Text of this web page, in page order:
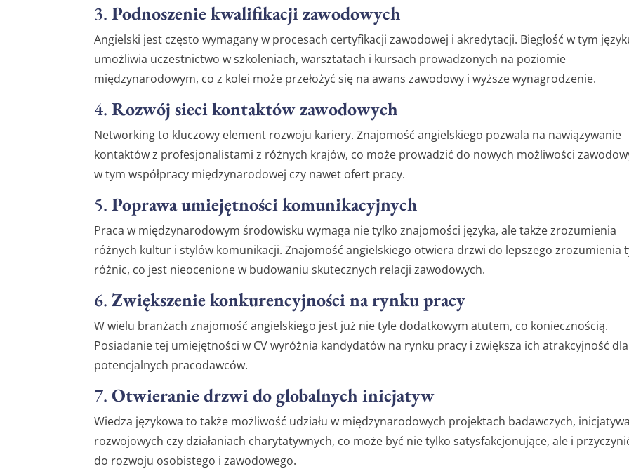
3.Podnoszenie kwalifikacji zawodowych
Angielski jest często wymagany w procesach certyfikacji zawodowej i akredytacji. Biegłość w tym
umożliwia uczestnictwo w szkoleniach, warsztatach i kursach prowadzonych na poziomie
międzynarodowym, co z kolei może przełożyć się na awans zawodowy i wyższe wynagrodzenie.
4.Rozwój sieci kontaktów zawodowych
Networking to kluczowy element rozwoju kariery. Znajomość angielskiego pozwala na nawiązywanie
kontaktów z profesjonalistami z różnych krajów, co może prowadzić do nowych możliwości
w tym współpracy międzynarodowej czy nawet ofert pracy.
5.Poprawa umiejętności komunikacyjnych
Praca w międzynarodowym środowisku wymaga nie tylko znajomości języka, ale także zrozumienia
różnych kultur i stylów komunikacji. Znajomość angielskiego otwiera drzwi do lepszego zrozumienia
różnic, co jest nieocenione w budowaniu skutecznych relacji zawodowych.
6.Zwiększenie konkurencyjności na rynku pracy
W wielu branżach znajomość angielskiego jest już nie tyle dodatkowym atutem, co koniecznością.
Posiadanie tej umiejętności w CV wyróżnia kandydatów na rynku pracy i zwiększa ich atrakcyjność dla
potencjalnych pracodawców.
7.Otwieranie drzwi do globalnych inicjatyw
Wiedza językowa to także możliwość udziału w międzynarodowych projektach badawczych,
rozwojowych czy działaniach charytatywnych, co może być nie tylko satysfakcjonujące, ale i
do rozwoju osobistego i zawodowego.